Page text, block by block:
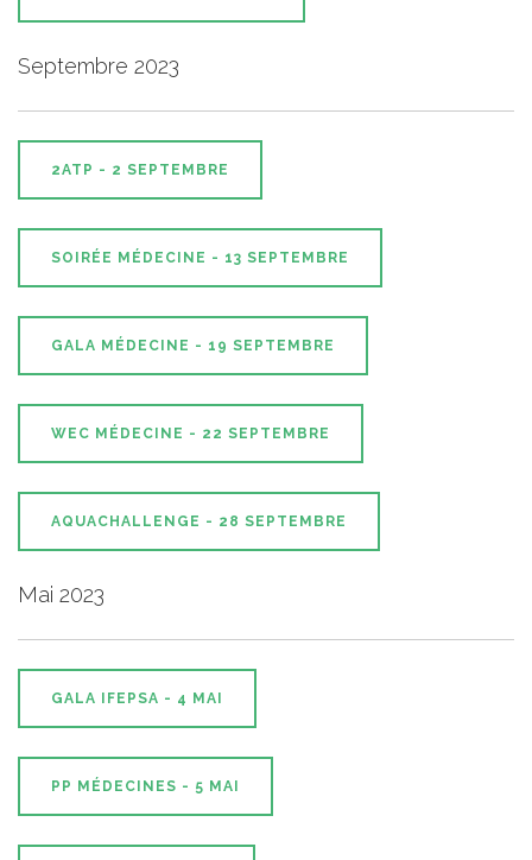
Septembre 2023
2ATP - 2 SEPTEMBRE
SOIRÉE MÉDECINE - 13 SEPTEMBRE
GALA MÉDECINE - 19 SEPTEMBRE
WEC MÉDECINE - 22 SEPTEMBRE
AQUACHALLENGE - 28 SEPTEMBRE
Mai 2023
GALA IFEPSA - 4 MAI
PP MÉDECINES - 5 MAI